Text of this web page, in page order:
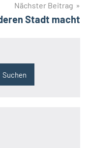
Nächster Beitrag
Stadt macht
Suchen